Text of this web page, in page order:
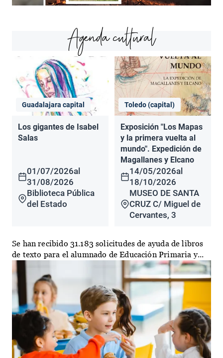
Agenda cultural
Guadalajara capital
Los gigantes de Isabel
Salas
01/07/2026al
31/08/2026
Biblioteca Pública
del Estado
Toledo (capital)
Exposición "Los Mapas
y la primera vuelta al
mundo". Expedición de
Magallanes y Elcano
14/05/2026al
18/10/2026
MUSEO DE SANTA
CRUZ C/ Miguel de
Cervantes, 3
Se han recibido 31.183 solicitudes de ayuda de libros
de texto para el alumnado de Educación Primaria y...